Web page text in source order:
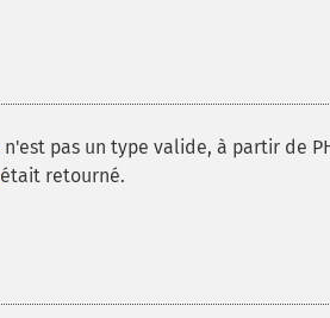
n'est pas un type valide, à partir de
était retourné.